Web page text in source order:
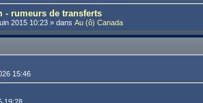
- rumeurs de transferts
2015 10:23 » dansAu (ô) Canada
15:46